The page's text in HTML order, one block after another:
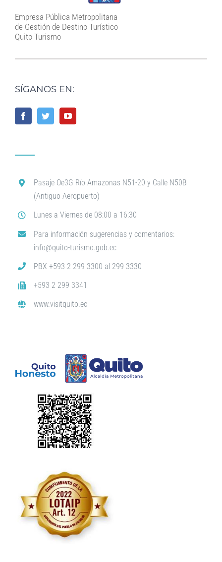
Empresa Pública Metropolitana
de Gestión de Destino Turístico
Quito Turismo
SÍGANOS EN:
Pasaje Oe3G Río Amazonas N51-20 y Calle N50B
(Antiguo Aeropuerto)
Lunes a Viernes de 08:00 a 16:30
Para información sugerencias y comentarios:
info@quito-turismo.gob.ec
PBX +593 2 299 3300 al 299 3330
+593 2 299 3341
www.visitquito.ec